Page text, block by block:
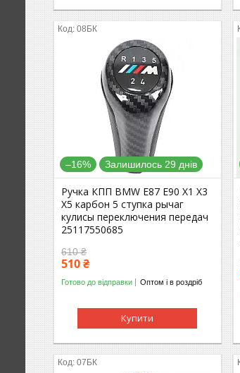
08БК
–16% Залишилось 29 днів
Ручка КПП BMW E87 E90 X1 X3
X5 карбон 5 ступка рычаг
кулисы переключения передач
25117550685
610 ₴
510 ₴
Готово до відправки Оптом і в роздріб
Купити
07БК